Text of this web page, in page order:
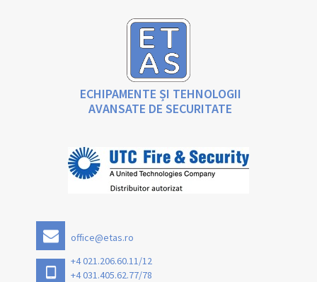
ECHIPAMENTE ȘI TEHNOLOGII
AVANSATE DE SECURITATE
office@etas.ro
+4 021.206.60.11/12
+4 031.405.62.77/78